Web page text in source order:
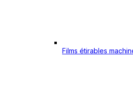
Films étirables